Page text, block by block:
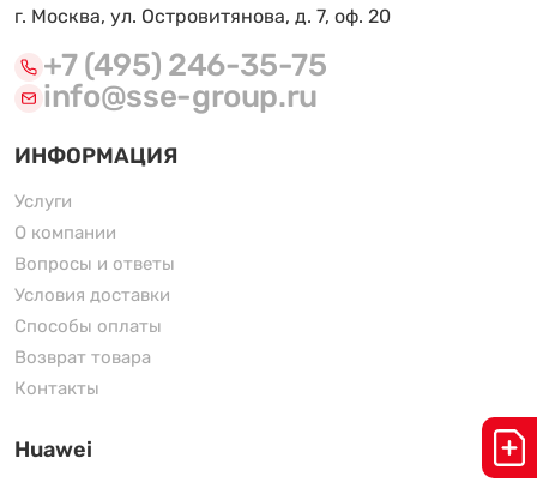
г. Москва, ул. Островитянова, д. 7, оф. 20
+7 (495) 246-35-75
info@sse-group.ru
ИНФОРМАЦИЯ
Услуги
О компании
Вопросы и ответы
Условия доставки
Способы оплаты
Возврат товара
Контакты
Huawei